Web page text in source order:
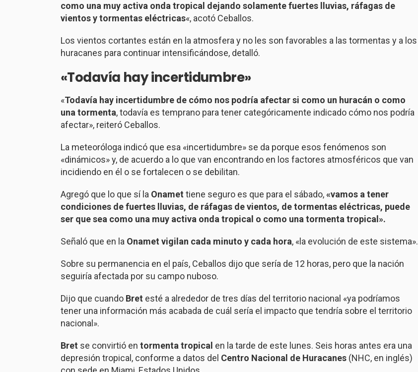
como una muy activa onda tropical dejando solamente fuertes lluvias, ráfagas de
vientos y tormentas eléctricas«, acotó Ceballos.
Los vientos cortantes están en la atmosfera y no les son favorables a las tormentas y a los
huracanes para continuar intensificándose, detalló.
«Todavía hay incertidumbre»
«Todavía hay incertidumbre de cómo nos podría afectar si como un huracán o como
una tormenta, todavía es temprano para tener categóricamente indicado cómo nos podría
afectar», reiteró Ceballos.
La meteoróloga indicó que esa «incertidumbre» se da porque esos fenómenos son
«dinámicos» y, de acuerdo a lo que van encontrando en los factores atmosféricos que van
incidiendo en él o se fortalecen o se debilitan.
Agregó que lo que sí la Onamet tiene seguro es que para el sábado,«vamos a tener
condiciones de fuertes lluvias, de ráfagas de vientos, de tormentas eléctricas, puede
ser que sea como una muy activa onda tropical o como una tormenta tropical».
Señaló que en la Onamet vigilan cada minuto y cada hora, «la evolución de este sistema».
Sobre su permanencia en el país, Ceballos dijo que sería de 12 horas, pero que la nación
seguiría afectada por su campo nuboso.
Dijo que cuando Bret esté a alrededor de tres días del territorio nacional «ya podríamos
tener una información más acabada de cuál sería el impacto que tendría sobre el territorio
nacional».
Bret se convirtió en tormenta tropical en la tarde de este lunes. Seis horas antes era una
depresión tropical, conforme a datos del Centro Nacional de Huracanes (NHC, en inglés)